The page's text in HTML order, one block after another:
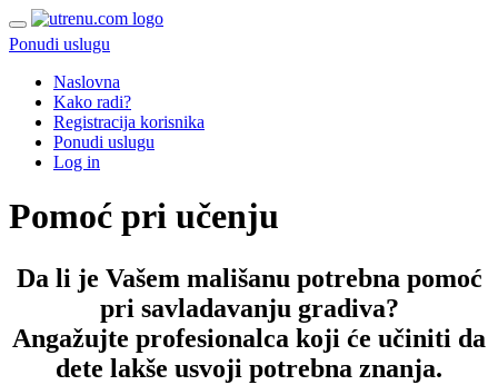
Ponudi uslugu
Naslovna
Kako radi?
Registracija korisnika
Ponudi uslugu
Log in
Pomoć pri učenju
Da li je Vašem mališanu potrebna pomoć
pri savladavanju gradiva?
Angažujte profesionalca koji će učiniti da
dete lakše usvoji potrebna znanja.